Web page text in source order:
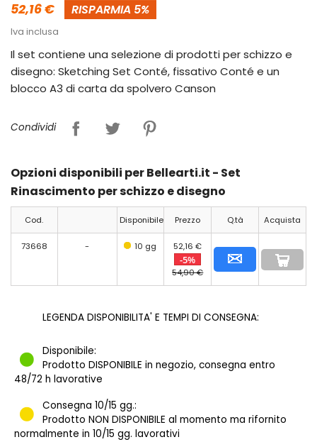
52,16 € RISPARMIA 5%
Iva inclusa
Il set contiene una selezione di prodotti per schizzo e
disegno: Sketching Set Conté, fissativo Conté e un
blocco A3 di carta da spolvero Canson
Condividi
Opzioni disponibili per Bellearti.it - Set
Rinascimento per schizzo e disegno
Cod. Disponibile Prezzo Q.tà Acquista
73668 - 10 gg 52,16 €
-5%
54,90 €
LEGENDA DISPONIBILITA' E TEMPI DI CONSEGNA:
Disponibile:
Prodotto DISPONIBILE in negozio, consegna entro
48/72 h lavorative
Consegna 10/15 gg.:
Prodotto NON DISPONIBILE al momento ma rifornito
normalmente in 10/15 gg. lavorativi